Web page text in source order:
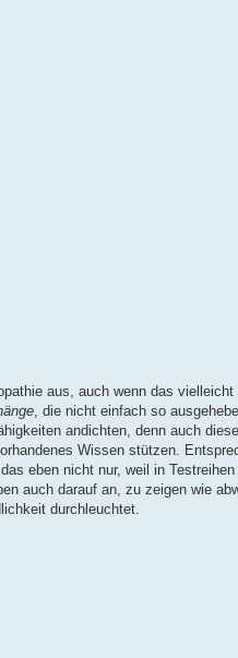
aus, auch wenn das
, die nicht einfach so
andichten, denn auch
Wissen stützen.
eben nicht nur, weil in
auch darauf an, zu zeigen wie
durchleuchtet.